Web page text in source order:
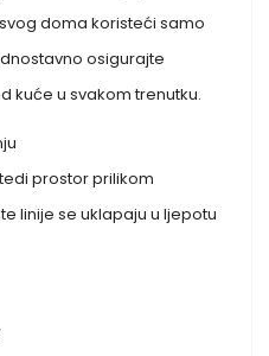
doma koristeći samo
osigurajte
kuće u svakom trenutku.
prostor prilikom
linije se uklapaju u ljepotu